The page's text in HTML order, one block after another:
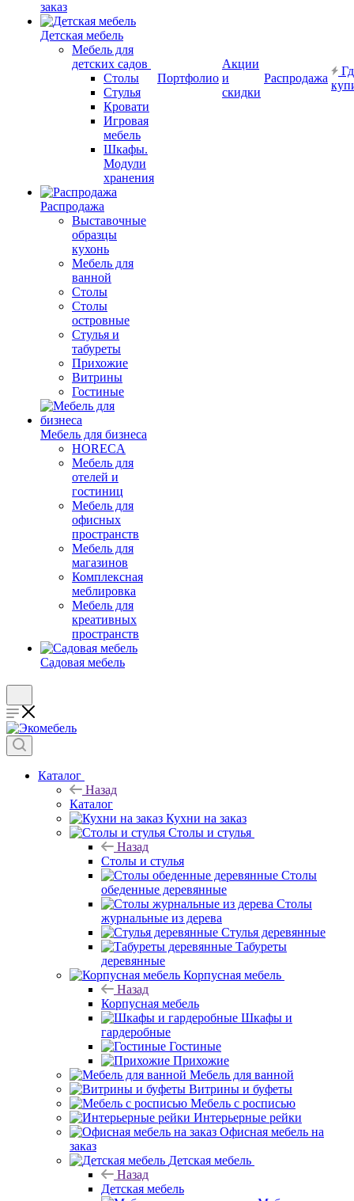
заказ
Детская мебель
Мебель для
детских садов
Столы
Стулья
Кровати
Игровая
мебель
Шкафы.
Модули
хранения
Распродажа
Выставочные
образцы
кухонь
Мебель для
ванной
Столы
Столы
островные
Стулья и
табуреты
Прихожие
Витрины
Гостиные
Мебель для бизнеса
HORECA
Мебель для
отелей и
гостиниц
Мебель для
офисных
пространств
Мебель для
магазинов
Комплексная
меблировка
Мебель для
креативных
пространств
Садовая мебель
Портфолио
Акции
и
скидки
Распродажа
Каталог
Назад
Каталог
Кухни на заказ
Столы и стулья
Назад
Столы и стулья
Столы
обеденные деревянные
Столы
журнальные из дерева
Стулья деревянные
Табуреты
деревянные
Корпусная мебель
Назад
Корпусная мебель
Шкафы и
гардеробные
Гостиные
Прихожие
Мебель для ванной
Витрины и буфеты
Мебель с росписью
Интерьерные рейки
Офисная мебель на
заказ
Детская мебель
Назад
Детская мебель